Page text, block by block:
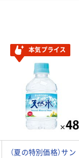
本気プライス
（夏の特別価格）サン